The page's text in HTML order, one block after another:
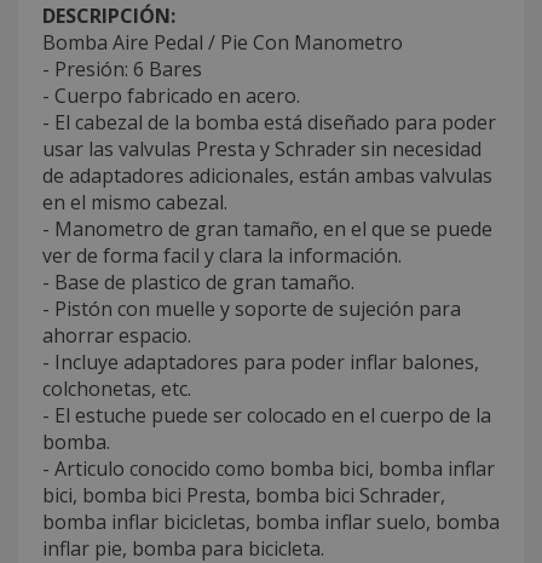
DESCRIPCIÓN:
Bomba Aire Pedal / Pie Con Manometro
- Presión: 6 Bares
- Cuerpo fabricado en acero.
- El cabezal de la bomba está diseñado para poder
usar las valvulas Presta y Schrader sin necesidad
de adaptadores adicionales, están ambas valvulas
en el mismo cabezal.
- Manometro de gran tamaño, en el que se puede
ver de forma facil y clara la información.
- Base de plastico de gran tamaño.
- Pistón con muelle y soporte de sujeción para
ahorrar espacio.
- Incluye adaptadores para poder inflar balones,
colchonetas, etc.
- El estuche puede ser colocado en el cuerpo de la
bomba.
- Articulo conocido como bomba bici, bomba inflar
bici, bomba bici Presta, bomba bici Schrader,
bomba inflar bicicletas, bomba inflar suelo, bomba
inflar pie, bomba para bicicleta.